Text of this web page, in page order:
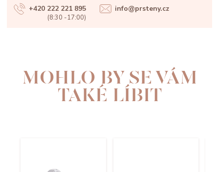
+420 222 221 895
(8:30 -17:00)
info@prsteny.cz
MOHLO BY SE VÁM
TAKÉ LÍBIT